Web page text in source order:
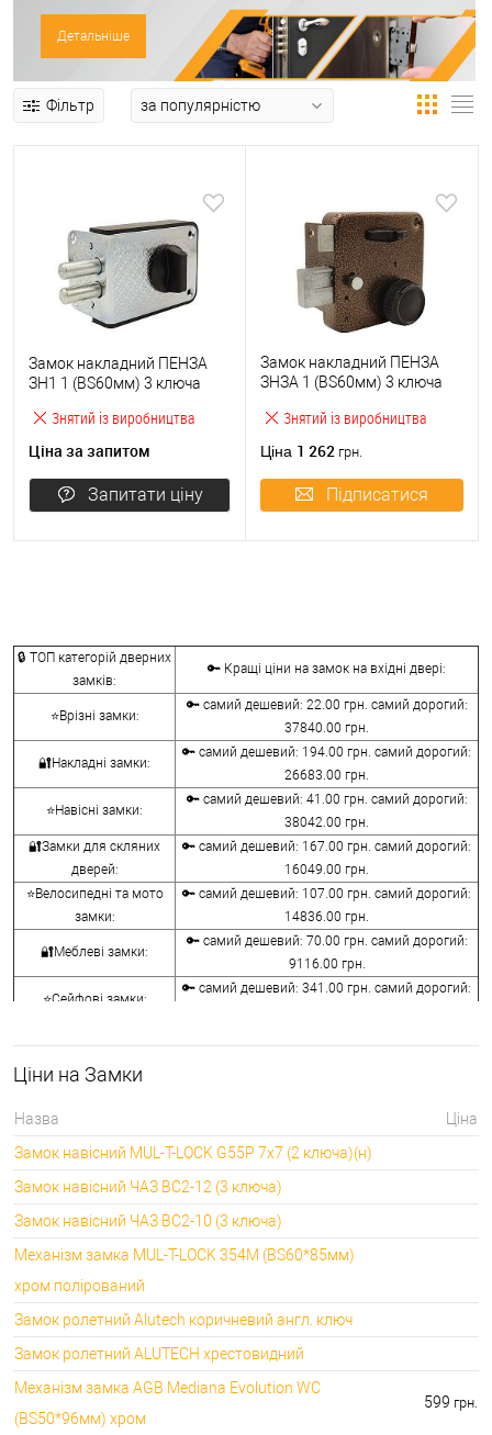
Детальніше
Фільтр
Знятий із виробництва
Замок накладний ПЕНЗА
ЗН1 1 (BS60мм) 3 ключа
Ціна за запитом
Запитати ціну
Знятий із виробництва
Замок накладний ПЕНЗА
ЗНЗА 1 (BS60мм) 3 ключа
Ціна 1 262 грн.
Підписатися
🔒 ТОП категорій дверних
замків:
🔑 Кращі ціни на замок на вхідні двері:
⭐Врізні замки:
🔑 самий дешевий: 22.00 грн. самий дорогий:
37840.00 грн.
🔐Накладні замки:
🔑 самий дешевий: 194.00 грн. самий дорогий:
26683.00 грн.
⭐Навісні замки:
🔑 самий дешевий: 41.00 грн. самий дорогий:
38042.00 грн.
🔐Замки для скляних
дверей:
🔑 самий дешевий: 167.00 грн. самий дорогий:
16049.00 грн.
⭐Велосипедні та мото
замки:
🔑 самий дешевий: 107.00 грн. самий дорогий:
14836.00 грн.
🔐Меблеві замки:
🔑 самий дешевий: 70.00 грн. самий дорогий:
9116.00 грн.
⭐Сейфові замки:
🔑 самий дешевий: 341.00 грн. самий дорогий:
🔐Кодові замки:
⭐Протипожежна
🔐Замки для ролетів:
🔑 самий дешевий: 600.00 грн. самий дорогий:
660.00 грн.
Ціни на Замки
Назва
Ціна
Замок навісний MUL-T-LOCK G55P 7x7 (2 ключа)(н)
Замок навісний ЧАЗ ВС2-12 (3 ключа)
Замок навісний ЧАЗ ВС2-10 (3 ключа)
Механізм замка MUL-T-LOCK 354M (BS60*85мм)
хром полірований
Замок ролетний Alutech коричневий англ. ключ
Замок ролетний ALUTECH хрестовидний
Механізм замка AGB Mediana Evolution WC
(BS50*96мм) хром
599 грн.